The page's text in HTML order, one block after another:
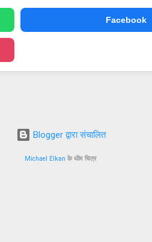
Facebook
Blogger द्वारा संचालित
Michael Elkan के थीम चित्र